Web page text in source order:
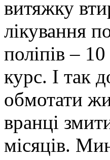
витяжку
лікування
поліпів –
курс. І так
обмотати
вранці
місяців.